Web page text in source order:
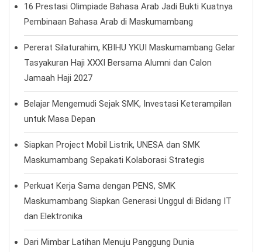
16 Prestasi Olimpiade Bahasa Arab Jadi Bukti Kuatnya
Pembinaan Bahasa Arab di Maskumambang
Pererat Silaturahim, KBIHU YKUI Maskumambang Gelar
Tasyakuran Haji XXXI Bersama Alumni dan Calon
Jamaah Haji 2027
Belajar Mengemudi Sejak SMK, Investasi Keterampilan
untuk Masa Depan
Siapkan Project Mobil Listrik, UNESA dan SMK
Maskumambang Sepakati Kolaborasi Strategis
Perkuat Kerja Sama dengan PENS, SMK
Maskumambang Siapkan Generasi Unggul di Bidang IT
dan Elektronika
Dari Mimbar Latihan Menuju Panggung Dunia